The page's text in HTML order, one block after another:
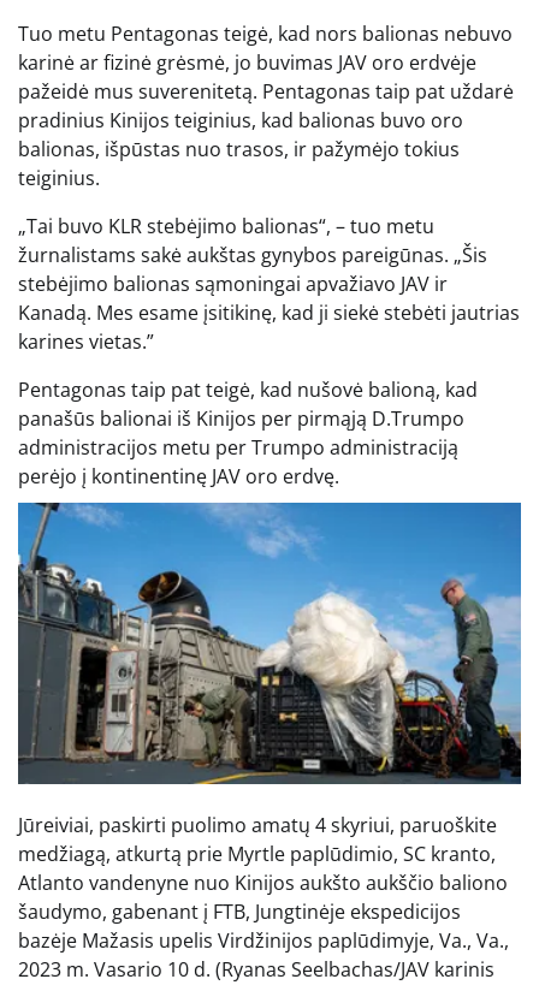
Tuo metu Pentagonas teigė, kad nors balionas nebuvo
karinė ar fizinė grėsmė, jo buvimas JAV oro erdvėje
pažeidė mus suverenitetą. Pentagonas taip pat uždarė
pradinius Kinijos teiginius, kad balionas buvo oro
balionas, išpūstas nuo trasos, ir pažymėjo tokius
teiginius.
„Tai buvo KLR stebėjimo balionas“, – tuo metu
žurnalistams sakė aukštas gynybos pareigūnas. „Šis
stebėjimo balionas sąmoningai apvažiavo JAV ir
Kanadą. Mes esame įsitikinę, kad ji siekė stebėti jautrias
karines vietas.”
Pentagonas taip pat teigė, kad nušovė balioną, kad
panašūs balionai iš Kinijos per pirmąją D.Trumpo
administracijos metu per Trumpo administraciją
perėjo į kontinentinę JAV oro erdvę.
Jūreiviai, paskirti puolimo amatų 4 skyriui, paruoškite
medžiagą, atkurtą prie Myrtle paplūdimio, SC kranto,
Atlanto vandenyne nuo Kinijos aukšto aukščio baliono
šaudymo, gabenant į FTB, Jungtinėje ekspedicijos
bazėje Mažasis upelis Virdžinijos paplūdimyje, Va., Va.,
2023 m. Vasario 10 d. (Ryanas Seelbachas/JAV karinis